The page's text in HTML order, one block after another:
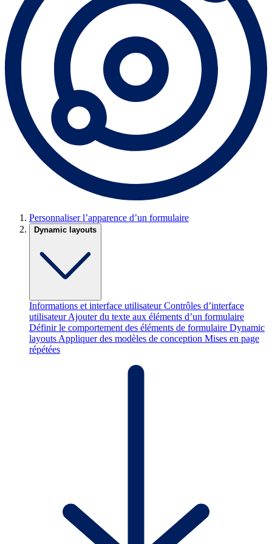
Personnaliser l’apparence d’un formulaire
Dynamic layouts
Informations et interface utilisateurContrôles d’interface
utilisateurAjouter du texte aux éléments d’un formulaire
Définir le comportement des éléments de formulaire Dynamic
layouts Appliquer des modèles de conception Mises en page
répétées